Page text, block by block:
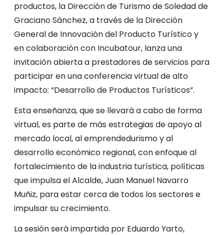
productos, la Dirección de Turismo de Soledad de
Graciano Sánchez, a través de la Dirección
General de Innovación del Producto Turístico y
en colaboración con Incubatour, lanza una
invitación abierta a prestadores de servicios para
participar en una conferencia virtual de alto
impacto: “Desarrollo de Productos Turísticos”.
Esta enseñanza, que se llevará a cabo de forma
virtual, es parte de más estrategias de apoyo al
mercado local, al emprendedurismo y al
desarrollo económico regional, con enfoque al
fortalecimiento de la industria turística, políticas
que impulsa el Alcalde, Juan Manuel Navarro
Muñiz, para estar cerca de todos los sectores e
impulsar su crecimiento.
La sesión será impartida por Eduardo Yarto,